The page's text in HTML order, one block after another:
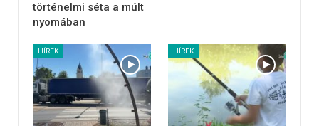
történelmi séta a múlt
nyomában
HÍREK HÍREK